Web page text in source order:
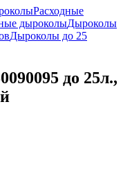
Расходные
дыроколыДыроколы
Дыроколы до 25
до 25л.,